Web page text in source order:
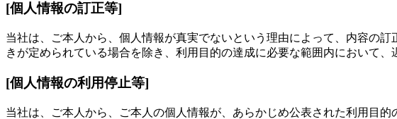
[個人情報の訂正等]
当社は、ご本人から、個人情報が真実でないという理由によって、内容の
きが定められている場合を除き、利用目的の達成に必要な範囲内において
[個人情報の利用停止等]
当社は、ご本人から、ご本人の個人情報が、あらかじめ公表された利用目